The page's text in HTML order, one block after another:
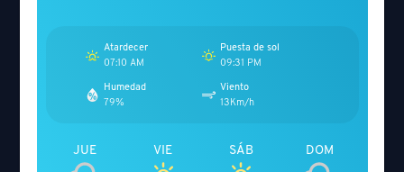
Atardecer
07:10 AM
Puesta de sol
09:31 PM
Humedad
79%
Viento
13Km/h
JUE VIE SÁB DOM